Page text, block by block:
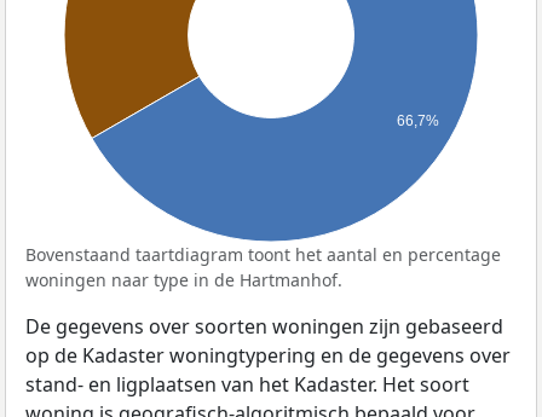
66,7%
Bovenstaand taartdiagram toont het aantal en percentage
woningen naar type in de Hartmanhof.
De gegevens over soorten woningen zijn gebaseerd
op de Kadaster woningtypering en de gegevens over
stand- en ligplaatsen van het Kadaster. Het soort